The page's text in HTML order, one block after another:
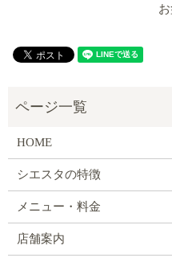
HOME
シエスタの特徴
メニュー・料金
店舗案内